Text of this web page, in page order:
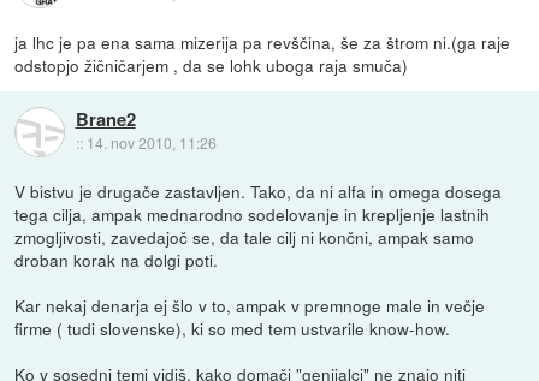
ja lhc je pa ena sama mizerija pa revščina, še za štrom ni.(ga raje
odstopjo žičničarjem , da se lohk uboga raja smuča)
Brane2
:: 14. nov 2010, 11:26
V bistvu je drugače zastavljen. Tako, da ni alfa in omega dosega
tega cilja, ampak mednarodno sodelovanje in krepljenje lastnih
zmogljivosti, zavedajoč se, da tale cilj ni končni, ampak samo
droban korak na dolgi poti.
Kar nekaj denarja ej šlo v to, ampak v premnoge male in večje
firme ( tudi slovenske), ki so med tem ustvarile know-how.
Ko v sosedni temi vidiš, kako domači "genijalci" ne znajo niti